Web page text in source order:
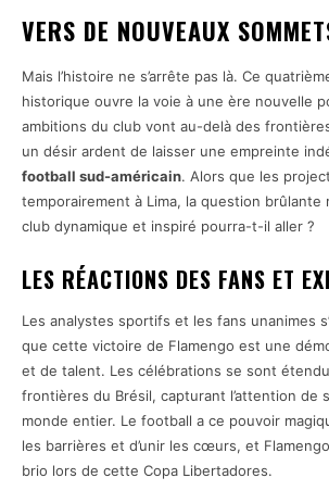
VERS DE NOUVEAUX
Mais l’histoire ne s’arrête pas là. Ce
historique ouvre la voie à une ère nouvelle
ambitions du club vont au-delà des
un désir ardent de laisser une empreinte
football sud-américain. Alors que les
temporairement à Lima, la question brûlante
club dynamique et inspiré pourra-t-il aller ?
LES RÉACTIONS DES FANS ET
Les analystes sportifs et les fans unanimes
que cette victoire de Flamengo est une
et de talent. Les célébrations se sont
frontières du Brésil, capturant l’attention de
monde entier. Le football a ce pouvoir
les barrières et d’unir les cœurs, et
brio lors de cette Copa Libertadores.